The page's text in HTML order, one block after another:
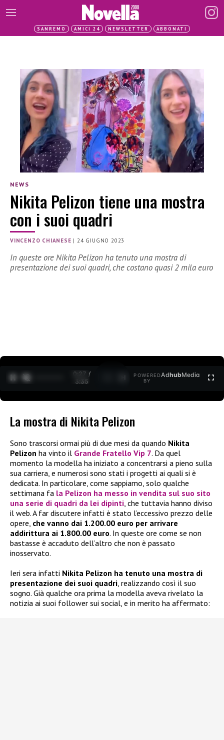
SANREMO AMICI 24 NEWSLETTER ABBONATI
NEWS
Nikita Pelizon tiene una mostra
con i suoi quadri
VINCENZO CHIANESE |24 GIUGNO 2023
In queste ore Nikita Pelizon ha tenuto una mostra di
presentazione dei suoi quadri, che costano quasi 2 mila euro
0:28 /
3:35
POWERED
BY
AdhubMedia
La mostra di Nikita Pelizon
Sono trascorsi ormai più di due mesi da quando Nikita
Pelizon ha vinto il Grande Fratello Vip 7. Da quel
momento la modella ha iniziato a concentrarsi a pieno sulla
sua carriera, e numerosi sono stati i progetti ai quali si è
dedicata. In particolare, come sappiamo, solo qualche
settimana fa la Pelizon ha messo in vendita sul suo sito
una serie di quadri da lei dipinti, che tuttavia hanno diviso
il web. A far discutere infatti è stato l’eccessivo prezzo delle
opere, che vanno dai 1.200.00 euro per arrivare
addirittura ai 1.800.00 euro. In queste ore come se non
bastasse è accaduto dell’altro che non è passato
inosservato.
Ieri sera infatti Nikita Pelizon ha tenuto una mostra di
presentazione dei suoi quadri, realizzando così il suo
sogno. Già qualche ora prima la modella aveva rivelato la
notizia ai suoi follower sui social, e in merito ha affermato: